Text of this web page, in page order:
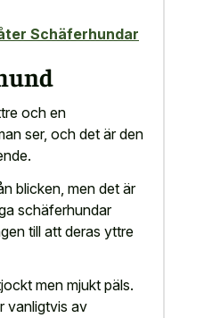
Schäferhundar
och en
ser, och det är den
blicken, men det är
schäferhundar
till att deras yttre
men mjukt päls.
vanligtvis av